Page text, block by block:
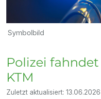
Symbolbild
Polizei
KTM
Zuletzt aktualisiert: